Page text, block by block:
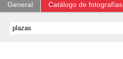
General Catálogo de fotografías